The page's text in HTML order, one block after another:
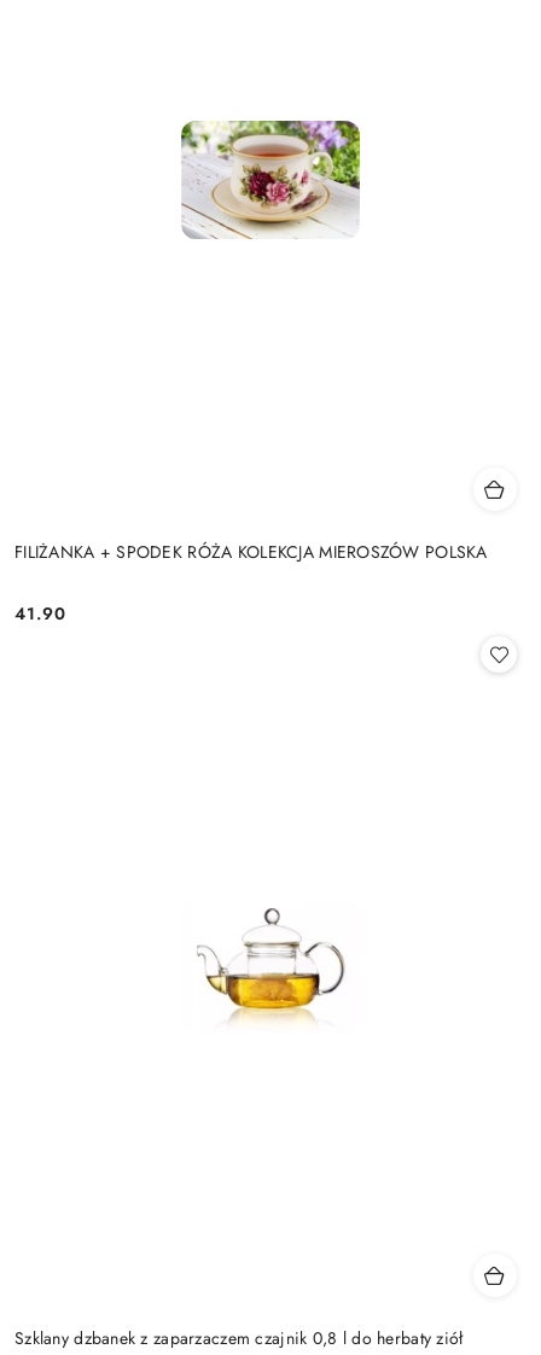
FILIŻANKA + SPODEK RÓŻA KOLEKCJA MIEROSZÓW POLSKA
Cena:
41.90
Szklany dzbanek z zaparzaczem czajnik 0,8 l do herbaty ziół